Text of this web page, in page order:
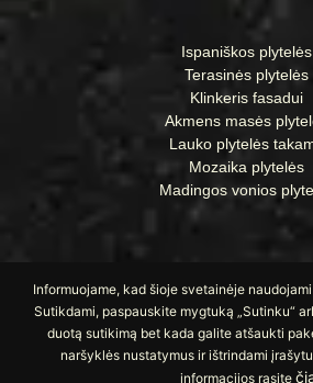
Ispaniškos plytelės
Terasinės plytelės
Klinkeris fasadui
Akmens masės
Lauko plytelės
Mozaika plytelės
Madingos vonios
© Visos teisės saugomos UAB
Informuojame, kad šioje svetainėje
Sutikdami, paspauskite mygtuką „Sutinku“
duotą sutikimą bet kada galite atšaukti
naršyklės nustatymus ir ištrindami
informacijos rasite